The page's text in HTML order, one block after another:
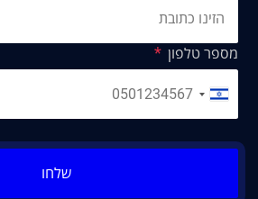
מספר טלפון
שלחו